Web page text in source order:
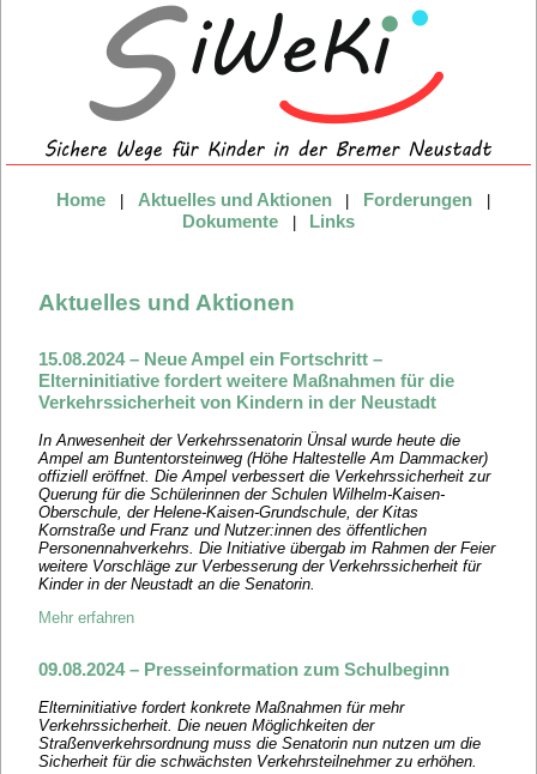
Home Aktuelles und Aktionen Forderungen
Dokumente Links
Aktuelles und Aktionen
15.08.2024 – Neue Ampel ein Fortschritt –
Elterninitiative fordert weitere Maßnahmen für die
Verkehrssicherheit von Kindern in der Neustadt
In Anwesenheit der Verkehrssenatorin Ünsal wurde heute die
Ampel am Buntentorsteinweg (Höhe Haltestelle Am Dammacker)
offiziell eröffnet. Die Ampel verbessert die Verkehrssicherheit zur
Querung für die Schülerinnen der Schulen Wilhelm-Kaisen-
Oberschule, der Helene-Kaisen-Grundschule, der Kitas
Kornstraße und Franz und Nutzer:innen des öffentlichen
Personennahverkehrs. Die Initiative übergab im Rahmen der Feier
weitere Vorschläge zur Verbesserung der Verkehrssicherheit für
Kinder in der Neustadt an die Senatorin.
Mehr erfahren
09.08.2024 – Presseinformation zum Schulbeginn
Elterninitiative fordert konkrete Maßnahmen für mehr
Verkehrssicherheit. Die neuen Möglichkeiten der
Straßenverkehrsordnung muss die Senatorin nun nutzen um die
Sicherheit für die schwächsten Verkehrsteilnehmer zu erhöhen.